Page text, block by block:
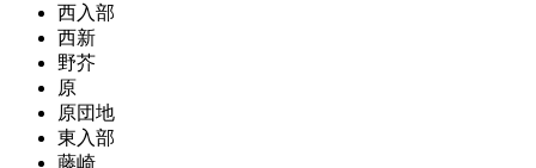
西入部
西新
野芥
原
原団地
東入部
藤崎